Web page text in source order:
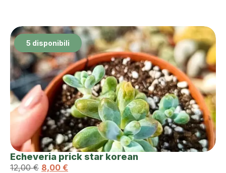
5 disponibili
Echeveria prick star korean
12,00€ 8,00 €